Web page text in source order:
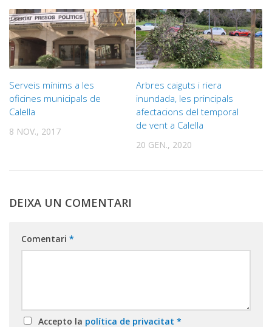
Serveis mínims a les
oficines municipals de
Calella
8 NOV., 2017
Arbres caiguts i riera
inundada, les principals
afectacions del temporal
de vent a Calella
20 GEN., 2020
DEIXA UN COMENTARI
Comentari *
Accepto la política de privacitat *